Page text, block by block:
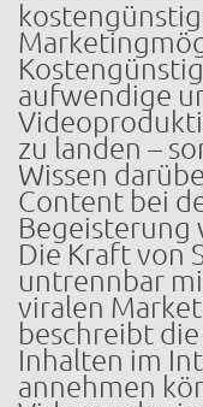
aufwendige
zu landen –
Wissen
Content bei
Begeisterung
Die Kraft von
untrennbar
viralen
beschreibt
Inhalten im
annehmen